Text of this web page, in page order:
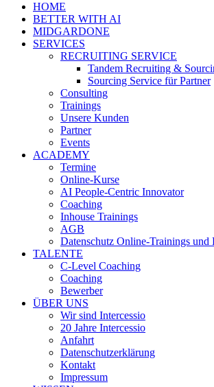
HOME
BETTER WITH AI
MIDGARDONE
SERVICES
RECRUITING SERVICE
Tandem Recruiting &
Sourcing Service für Partner
Consulting
Trainings
Unsere Kunden
Partner
Events
ACADEMY
Termine
Online-Kurse
AI People-Centric Innovator
Coaching
Inhouse Trainings
AGB
Datenschutz Online-Trainings und
TALENTE
C-Level Coaching
Coaching
Bewerber
ÜBER UNS
Wir sind Intercessio
20 Jahre Intercessio
Anfahrt
Datenschutzerklärung
Kontakt
Impressum